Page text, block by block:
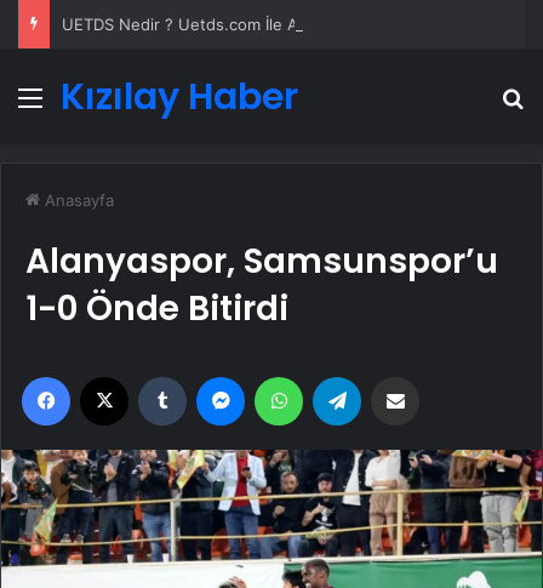
Menü
Kızılay Haber
Anasayfa
Alanyaspor, Samsunspor’u
1-0 Önde Bitirdi
Facebook Tumblr MessengerWhatsApp